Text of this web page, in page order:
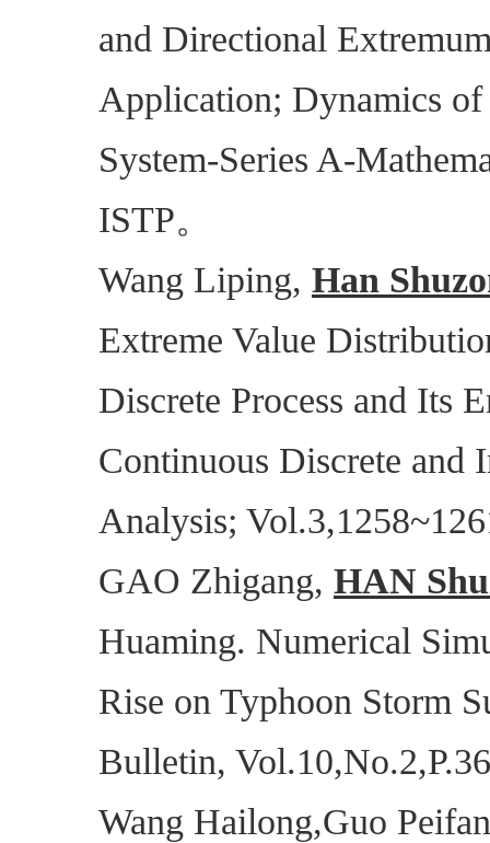
and Directional
Application; Dynamics
System-Series A-
ISTP。
Wang Liping, Han
Extreme Value
Discrete Process and Its
Continuous Discrete and
Analysis;
GAO Zhigang, HAN
Huaming. Numerical
Rise on Typhoon Storm
Bulletin,
Wang Hailong,Guo